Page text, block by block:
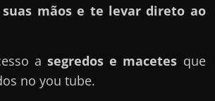
suas mãos e te levar direto ao
asegredos e macetes que
no you tube.